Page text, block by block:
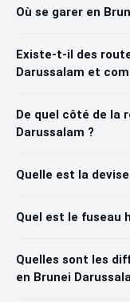
Où se garer en
Existe-t-il des
Darussalam et
De quel côté de la
Darussalam ?
Quelle est la
Quel est le fuseau
Quelles sont les
en Brunei